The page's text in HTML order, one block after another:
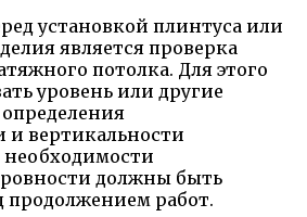
установкой плинтуса или
является проверка
потолка. Для этого
уровень или другие
и вертикальности
должны быть
продолжением работ.